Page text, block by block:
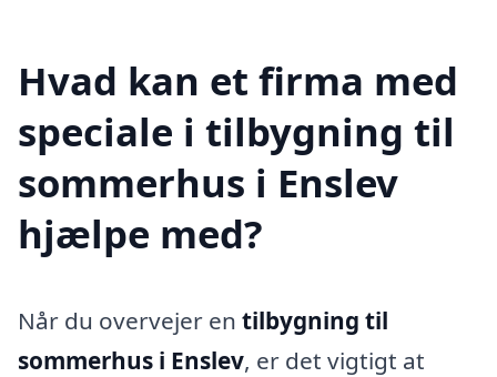
Hvad kan et firma med
speciale i tilbygning til
sommerhus i Enslev
hjælpe med?
Når du overvejer en tilbygning til
sommerhus i Enslev, er det vigtigt at